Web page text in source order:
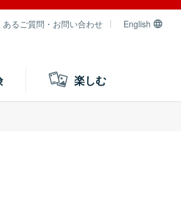
あるご質問・お問い合わせ English
楽しむ